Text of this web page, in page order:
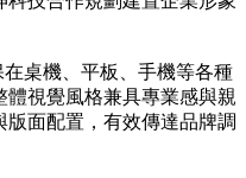
桌機、平板、手機等各種
視覺風格兼具專業感與親
面配置，有效傳達品牌調